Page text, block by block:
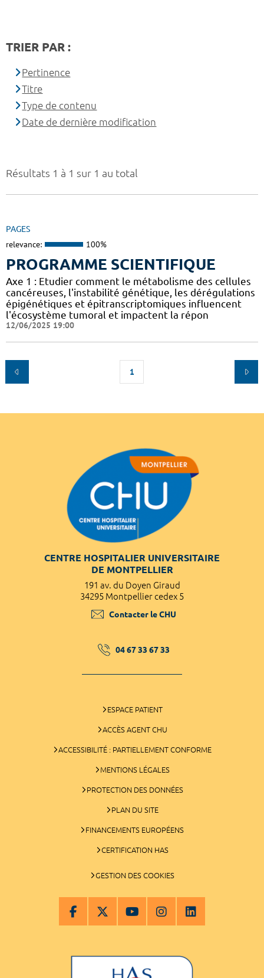
Résultats 1 à 1 sur 1 au total
PAGES
relevance: 100%
PROGRAMME SCIENTIFIQUE
Axe 1 : Etudier comment le métabolisme des cellules
cancéreuses, l'instabilité génétique, les dérégulations
épigénétiques et épitranscriptomiques influencent
l'écosystème tumoral et impactent la répon
12/06/2025 19:00
1
TRIER PAR :
Pertinence
Titre
Type de contenu
Date de dernière modification
CENTRE HOSPITALIER UNIVERSITAIRE
DE MONTPELLIER
191 av. du Doyen Giraud
34295 Montpellier cedex 5
Contacter le CHU
04 67 33 67 33
ESPACE PATIENT
ACCÈS AGENT CHU
ACCESSIBILITÉ : PARTIELLEMENT CONFORME
MENTIONS LÉGALES
PROTECTION DES DONNÉES
PLAN DU SITE
FINANCEMENTS EUROPÉENS
CERTIFICATION HAS
GESTION DES COOKIES